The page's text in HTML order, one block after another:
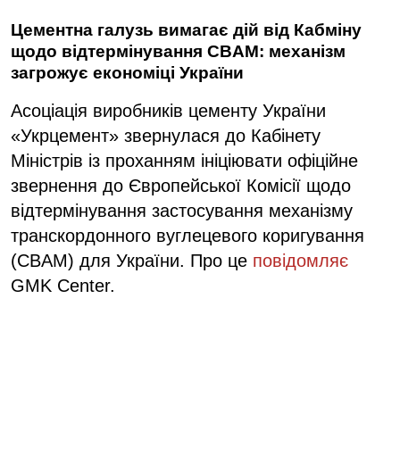
Цементна галузь вимагає дій від Кабміну
щодо відтермінування CBAM: механізм
загрожує економіці України
Асоціація виробників цементу України
«Укрцемент» звернулася до Кабінету
Міністрів із проханням ініціювати офіційне
звернення до Європейської Комісії щодо
відтермінування застосування механізму
транскордонного вуглецевого коригування
(CBAM) для України. Про це повідомляє
GMK Center.